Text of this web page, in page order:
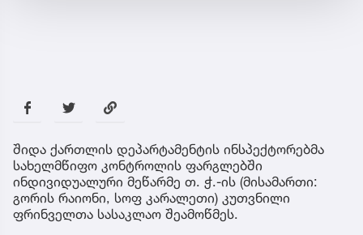
შიდა ქართლის დეპარტამენტის ინსპექტორებმა
სახელმწიფო კონტროლის ფარგლებში
ინდივიდუალური მეწარმე თ. ჭ.-ის (მისამართი:
გორის რაიონი, სოფ კარალეთი) კუთვნილი
ფრინველთა სასაკლაო შეამოწმეს.